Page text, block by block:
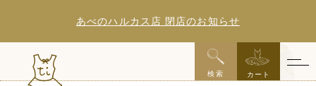
あべのハルカス店 閉店のお知らせ
x
検索 カート